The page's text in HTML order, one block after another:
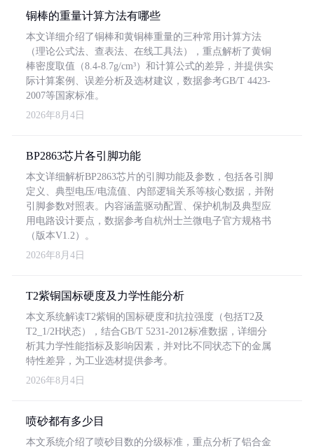
铜棒的重量计算方法有哪些
本文详细介绍了铜棒和黄铜棒重量的三种常用计算方法
（理论公式法、查表法、在线工具法），重点解析了黄铜
棒密度取值（8.4-8.7g/cm³）和计算公式的差异，并提供实
际计算案例、误差分析及选材建议，数据参考GB/T 4423-
2007等国家标准。
2026年8月4日
BP2863芯片各引脚功能
本文详细解析BP2863芯片的引脚功能及参数，包括各引脚
定义、典型电压/电流值、内部逻辑关系等核心数据，并附
引脚参数对照表。内容涵盖驱动配置、保护机制及典型应
用电路设计要点，数据参考自杭州士兰微电子官方规格书
（版本V1.2）。
2026年8月4日
T2紫铜国标硬度及力学性能分析
本文系统解读T2紫铜的国标硬度和抗拉强度（包括T2及
T2_1/2H状态），结合GB/T 5231-2012标准数据，详细分
析其力学性能指标及影响因素，并对比不同状态下的金属
特性差异，为工业选材提供参考。
2026年8月4日
喷砂都有多少目
本文系统介绍了喷砂目数的分级标准，重点分析了铝合金